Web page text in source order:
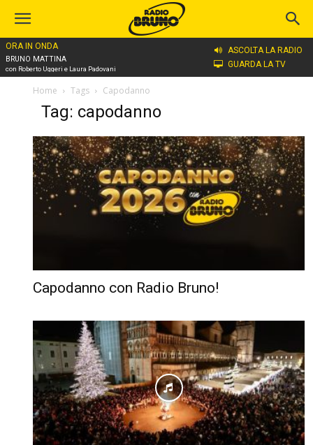
ORA IN ONDA
BRUNO MATTINA
con Roberto Uggeri e Laura Padovani
ASCOLTA LA RADIO
GUARDA LA TV
Home Tags Capodanno
Tag: capodanno
Capodanno con Radio Bruno!